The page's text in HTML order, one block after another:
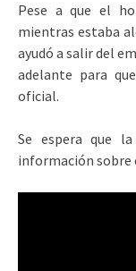
Pese a que el
mientras estaba
ayudó a salir del
adelante para
oficial.
Se espera que
información sobre